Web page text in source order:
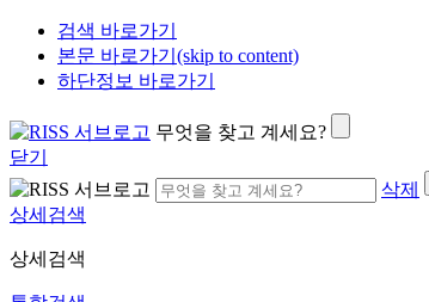
검색 바로가기
본문 바로가기(skip to content)
하단정보 바로가기
무엇을 찾고 계세요?
닫기
삭제
상세검색
상세검색